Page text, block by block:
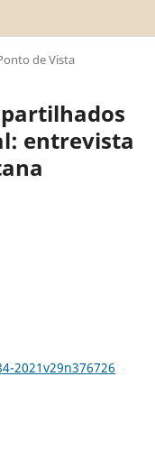
de Vista
entrevista
2021v29n376726